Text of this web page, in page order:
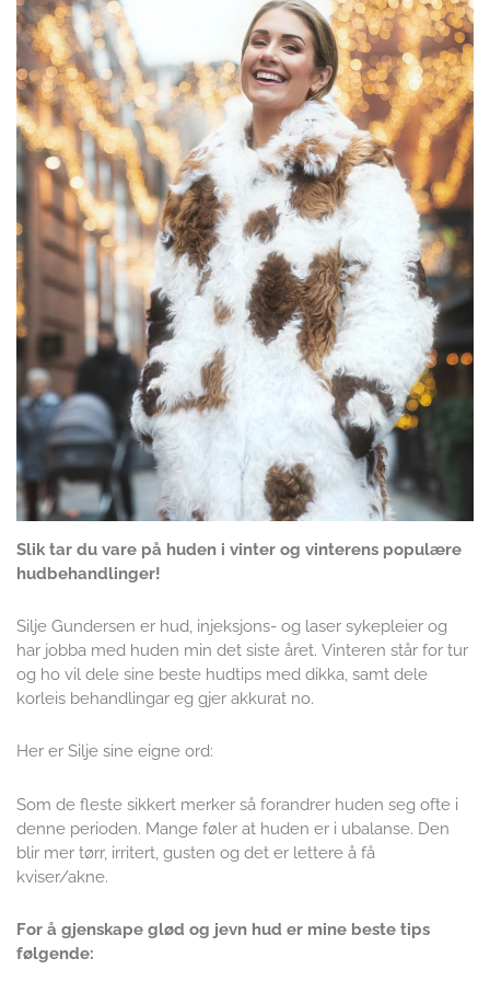
Slik tar du vare på huden i vinter og vinterens populære
hudbehandlinger!
Silje Gundersen er hud, injeksjons- og laser sykepleier og
har jobba med huden min det siste året. Vinteren står for tur
og ho vil dele sine beste hudtips med dikka, samt dele
korleis behandlingar eg gjer akkurat no.
Her er Silje sine eigne ord:
Som de fleste sikkert merker så forandrer huden seg ofte i
denne perioden. Mange føler at huden er i ubalanse. Den
blir mer tørr, irritert, gusten og det er lettere å få
kviser/akne.
For å gjenskape glød og jevn hud er mine beste tips
følgende: